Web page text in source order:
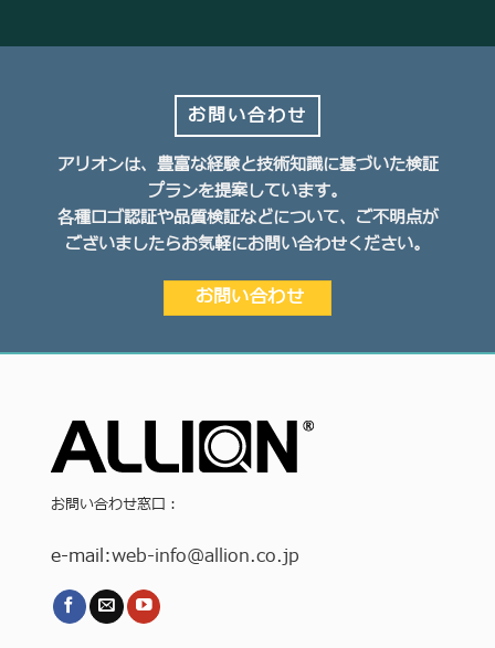
お問い合わせ
アリオンは、豊富な経験と技術知識に基づいた検証
プランを提案しています。
各種ロゴ認証や品質検証などについて、ご不明点が
ございましたらお気軽にお問い合わせください。
お問い合わせ
お問い合わせ窓口：
e-mail:web-info@allion.co.jp